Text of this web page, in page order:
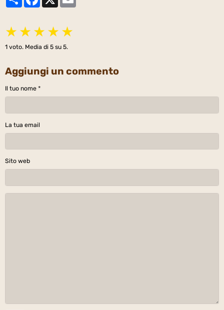
★ ★ ★ ★ ★
1 voto. Media di 5 su 5.
Aggiungi un commento
Il tuo nome
La tua email
Sito web